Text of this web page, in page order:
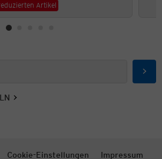
Artikel
Cookie-Einstellungen Impressum